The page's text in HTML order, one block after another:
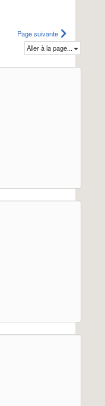
Page suivante
Aller à la page...